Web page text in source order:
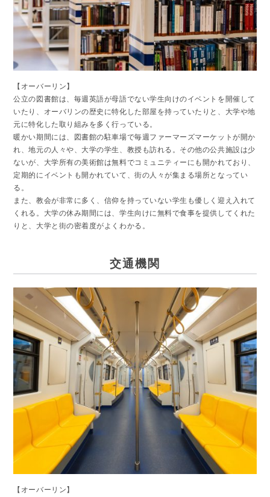
【オーバーリン】
公立の図書館は、毎週英語が母語でない学生向けのイベントを開催して
いたり、オーバリンの歴史に特化した部屋を持っていたりと、大学や地
元に特化した取り組みを多く行っている。
暖かい期間には、図書館の駐車場で毎週ファーマーズマーケットが開か
れ、地元の人々や、大学の学生、教授も訪れる。その他の公共施設は少
ないが、大学所有の美術館は無料でコミュニティーにも開かれており、
定期的にイベントも開かれていて、街の人々が集まる場所となってい
る。
また、教会が非常に多く、信仰を持っていない学生も優しく迎え入れて
くれる。大学の休み期間には、学生向けに無料で食事を提供してくれた
りと、大学と街の密着度がよくわかる。
交通機関
【オーバーリン】